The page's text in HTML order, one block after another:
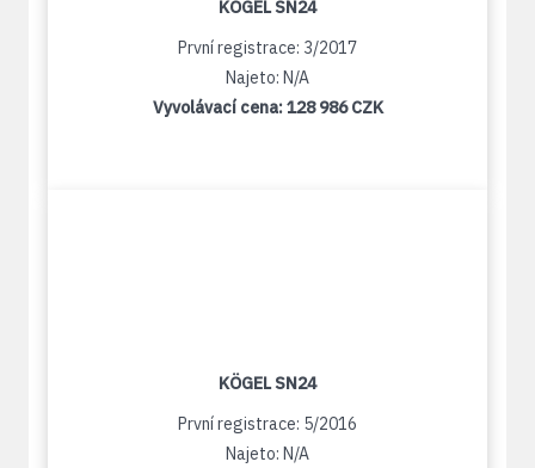
KÖGEL SN24
První registrace: 3/2017
Najeto: N/A
Vyvolávací cena:128 986 CZK
KÖGEL SN24
První registrace: 5/2016
Najeto: N/A